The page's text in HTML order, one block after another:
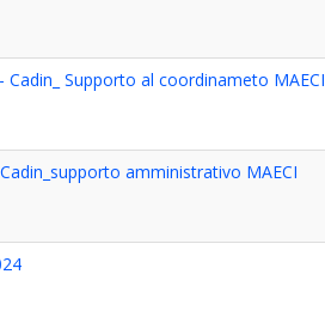
Cadin_ Supporto al coordinameto MAECI
amministrativo MAECI